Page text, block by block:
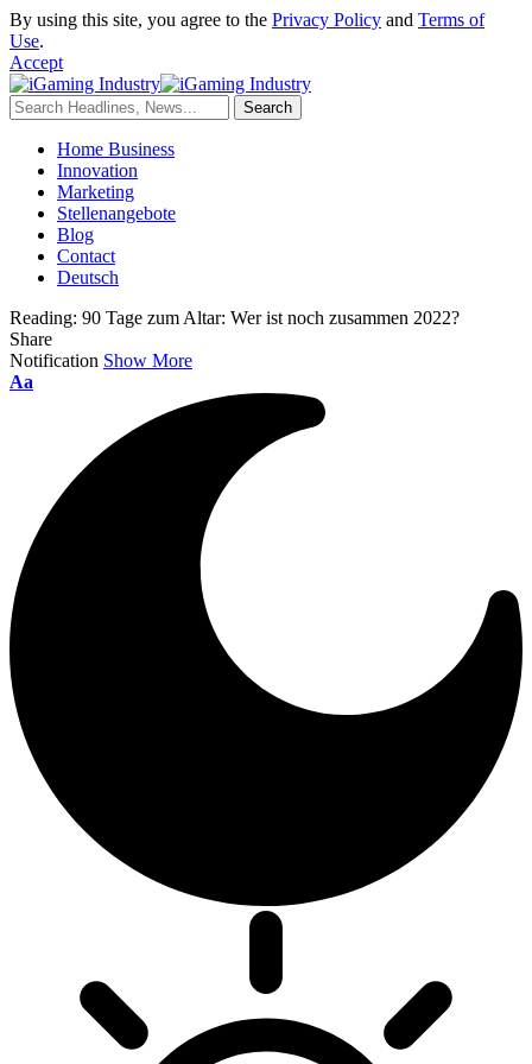
By using this site, you agree to the Privacy Policy and Terms of
Use.
Accept
Home Business
Innovation
Marketing
Stellenangebote
Blog
Contact
Deutsch
Reading: 90 Tage zum Altar: Wer ist noch zusammen 2022?
Share
Notification Show More
Aa